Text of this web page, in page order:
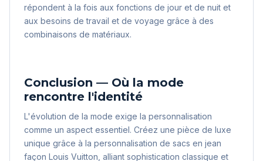
répondent à la fois aux fonctions de jour et de nuit et
aux besoins de travail et de voyage grâce à des
combinaisons de matériaux.
Conclusion — Où la mode
rencontre l'identité
L'évolution de la mode exige la personnalisation
comme un aspect essentiel. Créez une pièce de luxe
unique grâce à la personnalisation de sacs en jean
façon Louis Vuitton, alliant sophistication classique et